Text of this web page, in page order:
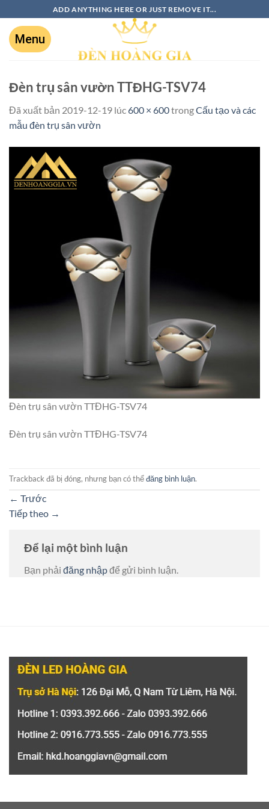
ADD ANYTHING HERE OR JUST REMOVE IT...
Đèn trụ sân vườn TTĐHG-TSV74
Đã xuất bản 2019-12-19 lúc600 × 600trongCấu tạo và các
mẫu đèn trụ sân vườn
Đèn trụ sân vườn TTĐHG-TSV74
Đèn trụ sân vườn TTĐHG-TSV74
Trackback đã bị đóng, nhưng bạn có thểđăng bình luận.
← Trước
Tiếp theo →
Để lại một bình luận
Bạn phải đăng nhậpđể gửi bình luận.